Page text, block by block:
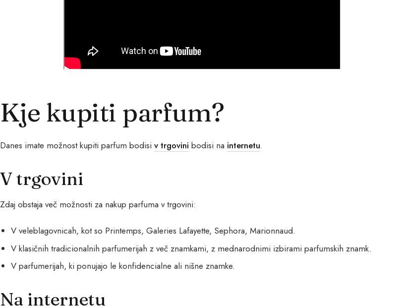
Kje kupiti parfum?
Danes imate možnost kupiti parfum bodisi v trgovini bodisi na internetu.
V trgovini
Zdaj obstaja več možnosti za nakup parfuma v trgovini:
V veleblagovnicah, kot so Printemps, Galeries Lafayette, Sephora, Marionnaud.
V klasičnih tradicionalnih parfumerijah z več znamkami, z mednarodnimi izbirami parfumskih znamk.
V parfumerijah, ki ponujajo le konfidencialne ali nišne znamke.
Na internetu